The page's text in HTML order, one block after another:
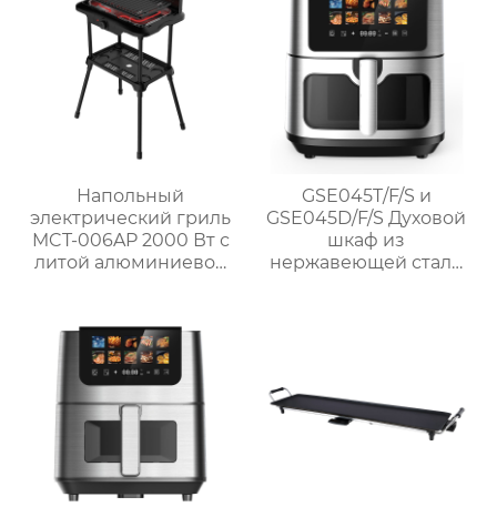
Напольный
электрический гриль
MCT-006AP 2000 Вт с
литой алюминиевой
использования
GSE045T/F/S и
GSE045D/F/S Духовой
шкаф из
нержавеющей стали